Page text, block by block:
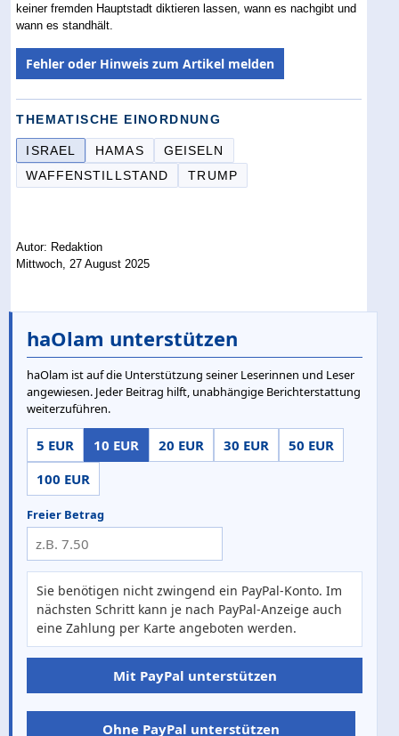
keiner fremden Hauptstadt diktieren lassen, wann es nachgibt und
wann es standhält.
Fehler oder Hinweis zum Artikel melden
THEMATISCHE EINORDNUNG
ISRAEL HAMAS
GEISELN
WAFFENSTILLSTAND
TRUMP
Autor: Redaktion
Mittwoch, 27 August 2025
haOlam unterstützen
haOlam ist auf die Unterstützung seiner Leserinnen und Leser
angewiesen. Jeder Beitrag hilft, unabhängige Berichterstattung
weiterzuführen.
5 EUR 10 EUR 20 EUR 30 EUR
50 EUR
100 EUR
Freier Betrag
Sie benötigen nicht zwingend ein PayPal-Konto. Im
nächsten Schritt kann je nach PayPal-Anzeige auch
eine Zahlung per Karte angeboten werden.
Mit PayPal unterstützen
Ohne PayPal unterstützen